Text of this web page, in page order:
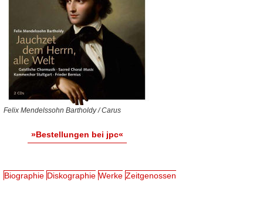
Felix Mendelssohn Bartholdy / Carus
»Bestellungen bei jpc«
Biographie Diskographie Werke Zeitgenossen